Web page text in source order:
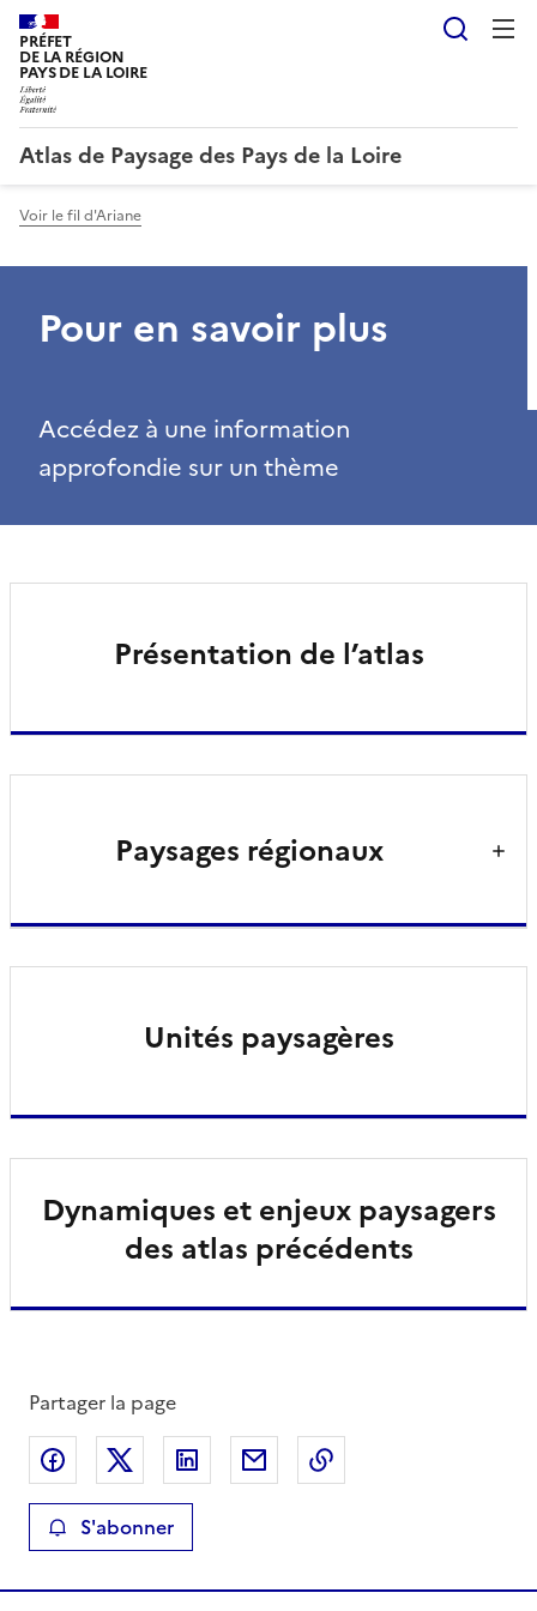
PRÉFET
DE LA RÉGION
PAYS DE LA LOIRE
Atlas de Paysage des Pays de la Loire
Voir le fil d'Ariane
Pour en savoir plus
Accédez à une information
approfondie sur un thème
Présentation de l’atlas
Paysages régionaux
Unités paysagères
Dynamiques et enjeux paysagers
des atlas précédents
Partager la page
Partager sur Facebook
Partager sur XPartager sur LinkedIn
Partager par email
S'abonner